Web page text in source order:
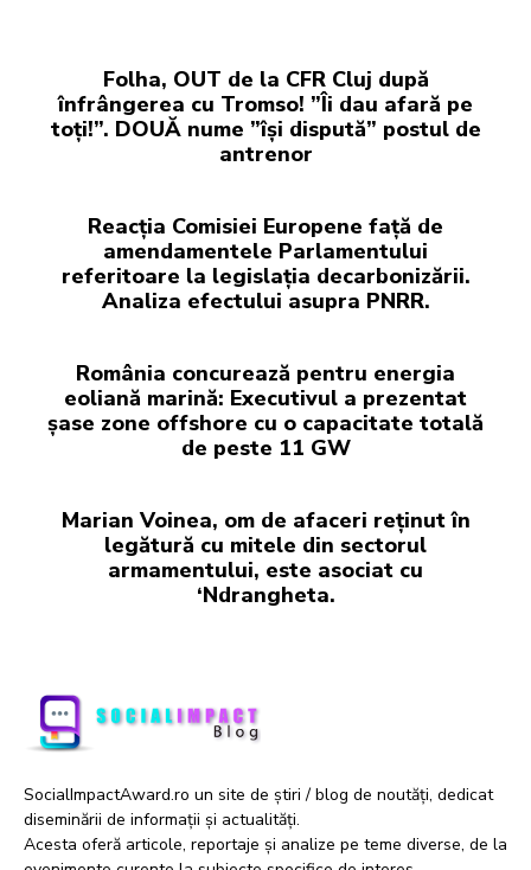
Folha, OUT de la CFR Cluj după
înfrângerea cu Tromso! ”Îi dau afară pe
toți!”. DOUĂ nume ”își dispută” postul de
antrenor
Reacția Comisiei Europene față de
amendamentele Parlamentului
referitoare la legislația decarbonizării.
Analiza efectului asupra PNRR.
România concurează pentru energia
eoliană marină: Executivul a prezentat
șase zone offshore cu o capacitate totală
de peste 11 GW
Marian Voinea, om de afaceri reținut în
legătură cu mitele din sectorul
armamentului, este asociat cu
‘Ndrangheta.
SocialImpactAward.ro un site de știri / blog de noutăți, dedicat
diseminării de informații și actualități.
Acesta oferă articole, reportaje și analize pe teme diverse, de la